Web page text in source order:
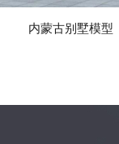
内蒙古别墅模型